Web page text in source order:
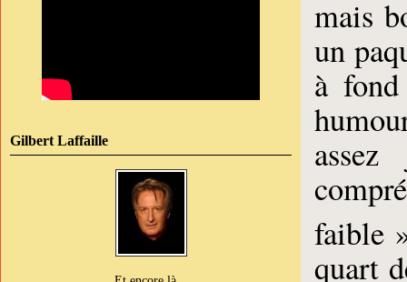
Gilbert Laffaille
mais
un
à
faible
quart